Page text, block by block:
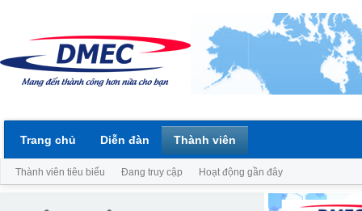
Trang chủ Diễn đàn Thành viên
Thành viên tiêu biểu Đang truy cập Hoạt động gần đây